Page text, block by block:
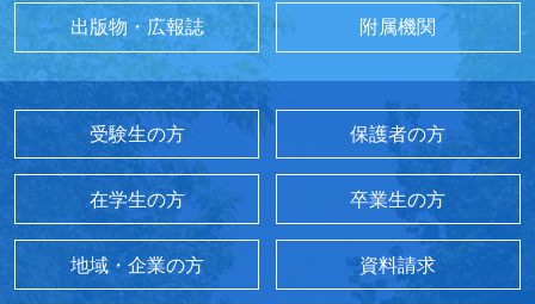
出版物・広報誌 附属機関
受験生の方 保護者の方
在学生の方 卒業生の方
地域・企業の方 資料請求